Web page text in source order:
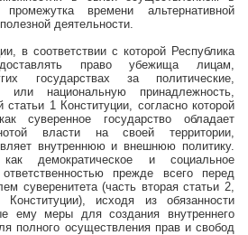
промежутка времени альтернативной
деятельности.
в соответствии с которой Республика
право убежища лицам,
государствах за политические,
или национальную принадлежность,
статьи 1 Конституции, согласно которой
суверенное государство обладает
власти на своей территории,
внутреннюю и внешнюю политику.
демократическое и социальное
прежде всего перед
суверенитета (часть вторая статьи 2,
исходя из обязанности
ему меры для создания внутреннего
полного осуществления прав и свобод